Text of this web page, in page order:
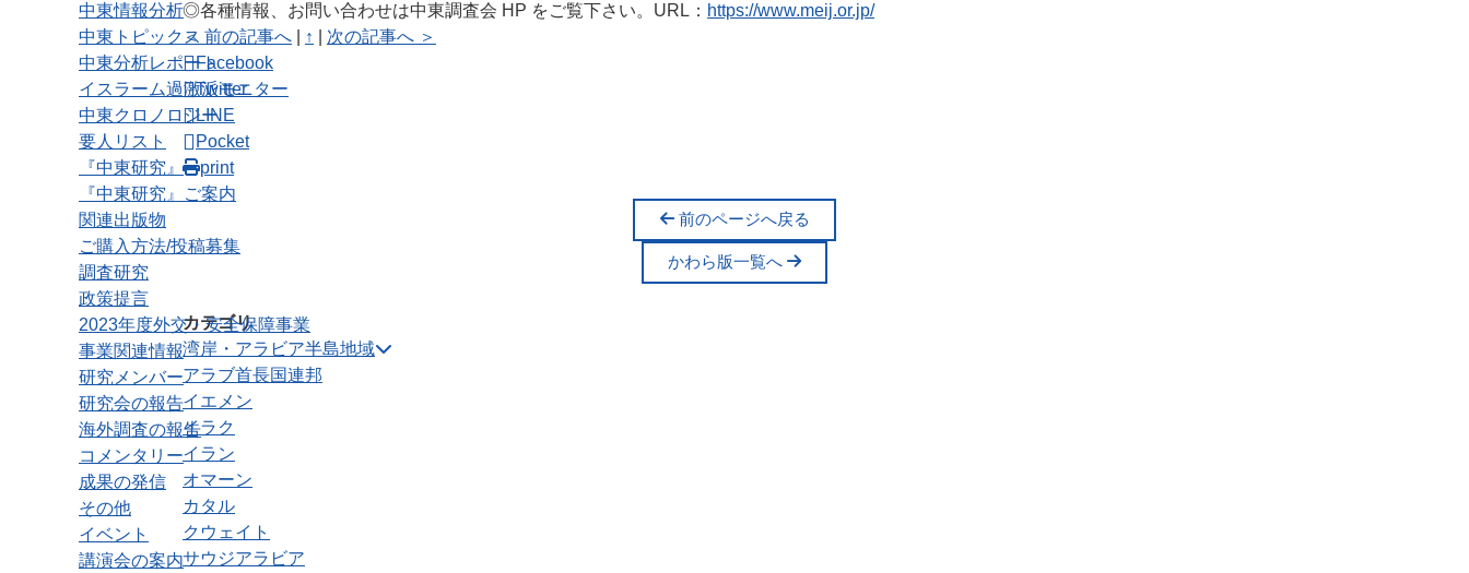
中東情報分析
中東トピックス
中東分析レポート
イスラーム過激派モニター
中東クロノロジー
要人リスト
『中東研究』
『中東研究』ご案内
関連出版物
ご購入方法/投稿募集
調査研究
政策提言
2023年度外交・安全保障事業
事業関連情報
研究メンバー
研究会の報告
海外調査の報告
コメンタリー
成果の発信
その他
イベント
講演会の案内
◎各種情報、お問い合わせは中東調査会 HP をご覧下さい。URL： https://www.meij.or.jp/
＜ 前の記事へ
↑
次の記事へ ＞
Facebook
Twitter
LINE
Pocket
print
前のページへ戻る
かわら版一覧へ
カテゴリ
湾岸・アラビア半島地域
アラブ首長国連邦
イエメン
イラク
イラン
オマーン
カタル
クウェイト
サウジアラビア